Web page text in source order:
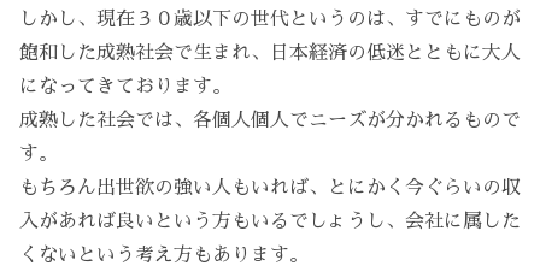
しかし、現在３０歳以下の世代というのは、すでにものが
飽和した成熟社会で生まれ、日本経済の低迷とともに大人
になってきております。
成熟した社会では、各個人個人でニーズが分かれるもので
す。
もちろん出世欲の強い人もいれば、とにかく今ぐらいの収
入があれば良いという方もいるでしょうし、会社に属した
くないという考え方もあります。